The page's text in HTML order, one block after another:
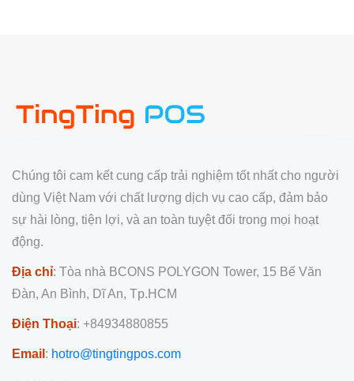
Chúng tôi cam kết cung cấp trải nghiệm tốt nhất cho người
dùng Việt Nam với chất lượng dịch vụ cao cấp, đảm bảo
sự hài lòng, tiện lợi, và an toàn tuyệt đối trong mọi hoạt
động.
Địa chỉ: Tòa nhà BCONS POLYGON Tower, 15 Bế Văn
Đàn, An Bình, Dĩ An, Tp.HCM
Điện Thoại: +84934880855
Email : hotro@tingtingpos.com